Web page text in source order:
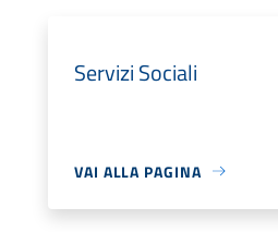
Servizi Sociali
VAI ALLA PAGINA